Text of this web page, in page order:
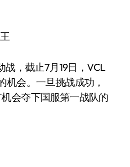
，截止7月19日，VCL
会。一旦挑战成功，
会夺下国服第一战队的